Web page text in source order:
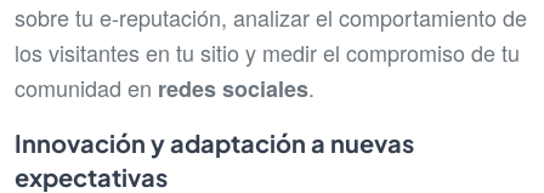
sobre tu e-reputación, analizar el comportamiento de
los visitantes en tu sitio y medir el compromiso de tu
comunidad en redes sociales.
Innovación y adaptación a nuevas
expectativas